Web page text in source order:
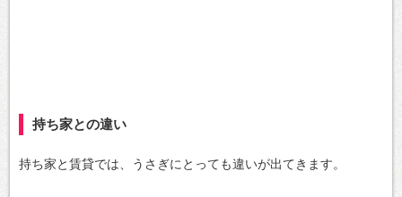
持ち家との違い
持ち家と賃貸では、うさぎにとっても違いが出てきます。